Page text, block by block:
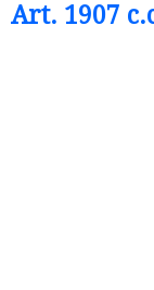
Art. 1907